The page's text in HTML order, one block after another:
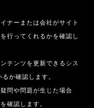
ナーまたは会社がサイト
行ってくれるかを確認し
テンツを更新できるシス
か確認します。
問や問題が生じた場合
確認します。